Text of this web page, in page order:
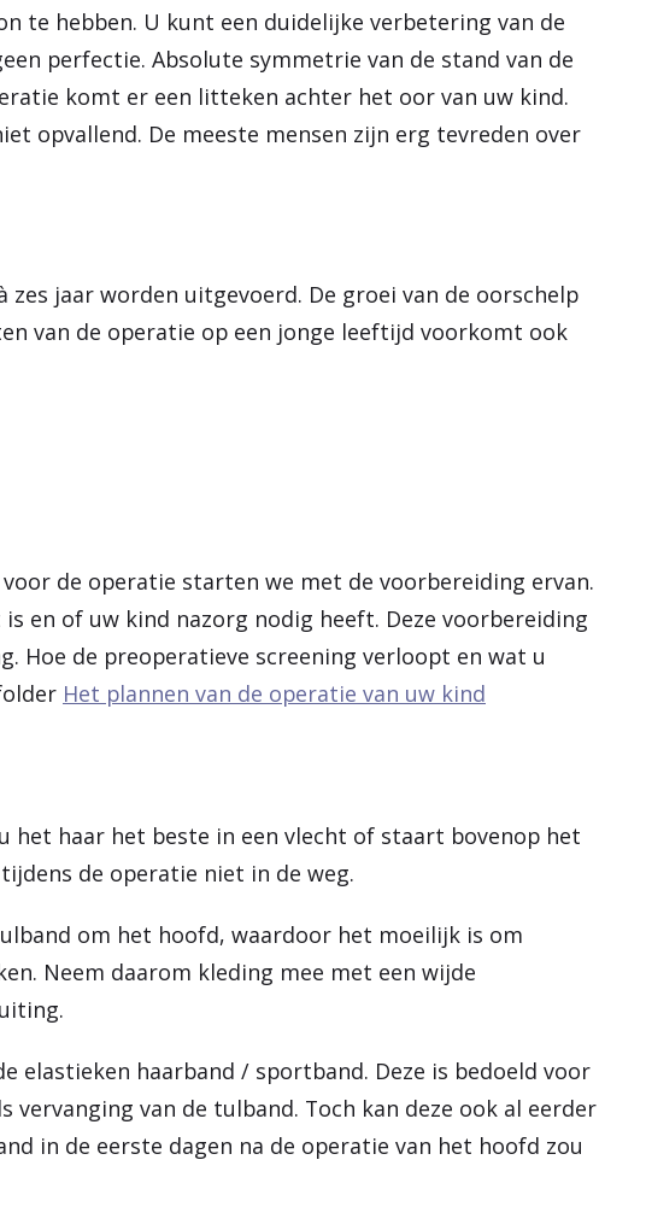
te hebben. U kunt een duidelijke verbetering van de
perfectie. Absolute symmetrie van de stand van de
komt er een litteken achter het oor van uw kind.
opvallend. De meeste mensen zijn erg tevreden over
jaar worden uitgevoerd. De groei van de oorschelp
van de operatie op een jonge leeftijd voorkomt ook
de operatie starten we met de voorbereiding ervan.
en of uw kind nazorg nodig heeft. Deze voorbereiding
Hoe de preoperatieve screening verloopt en wat u
Het plannen van de operatie van uw kind
het haar het beste in een vlecht of staart bovenop het
de operatie niet in de weg.
om het hoofd, waardoor het moeilijk is om
Neem daarom kleding mee met een wijde
elastieken haarband / sportband. Deze is bedoeld voor
vervanging van de tulband. Toch kan deze ook al eerder
in de eerste dagen na de operatie van het hoofd zou